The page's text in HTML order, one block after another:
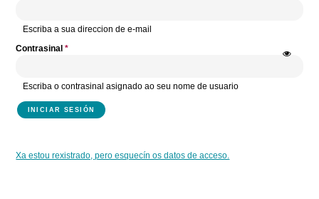
Escriba a sua direccion de e-mail
Contrasinal*
Escriba o contrasinal asignado ao seu nome de usuario
Xa estou rexistrado, pero esquecín os datos de acceso.